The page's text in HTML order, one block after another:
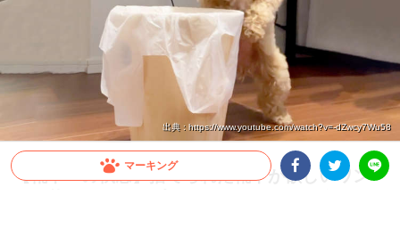
マーキング
出典 : https://www.youtube.com/watch?v=-dZwcy7Wu58
【靴下への執念】捨てられた靴下が欲しいワン